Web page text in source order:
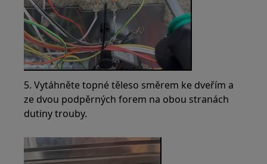
5. Vytáhněte topné těleso směrem ke dveřím a
ze dvou podpěrných forem na obou stranách
dutiny trouby.